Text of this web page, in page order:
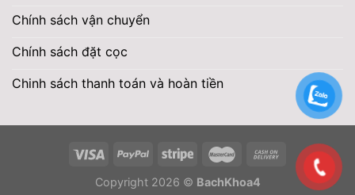
Chính sách vận chuyển
Chính sách đặt cọc
Chinh sách thanh toán và hoàn tiền
Copyright 2026 © BachKhoa4